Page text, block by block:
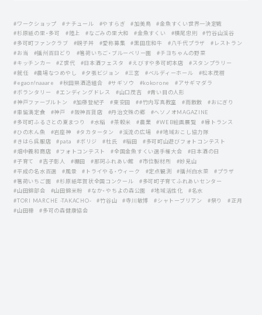
#ワークショップ #ナチュール #やすらぎ #加美鳥
#金魚すくい世界一決定戦
#杉原紙の里・多可
#陸上 #なごみの里大和 #金魚すくい #横尾忠則
#竹谷山渓谷
#多可町ファンクラブ
#親子丼 #愛称募集 #黒田庄和牛 #八千代プラザ
#レストラン
#お当
#播州百日どり #箸荷いちご・ブルーベリー園
#チヨちゃんの野菜
#キッチンカー
#Z世代 #日本酒フェスタ #えびすや多可町本店
#スタンプラリー
#就任
#農場なつめやし #夕張ビジョン #三宮 #ベルディーホール
#松本茂樹
#egaon!naaare
#秋田県酒造組合 #サギソウ #kokorone
#アサギマダラ
#ボランタリー
#エンディングドレス #山口茂吉
#青い目の人形
#神戸ファーブルトン
#加藤登紀子 #東安田 ##竹内写真教室 #雨散散
#おにぎり
#車留満定食
#神戸 #阪神百貨店 #丹治文殊の郷
#ヘソノオMAGAZINE
#多可町ふるさとの夏まつり
#水稲 #茶穀米 #農業 #WEB絵画展覧
#縁トランス
#ひの木ん魚
#岩座神 #タカタータン #渓流の広場
##地域おこし協力隊
#きはら呉服店
#pata #ボリジ #杜氏 #稲田
#多可町山遊びフォトコンテスト
#畑中義和商店
#フォトコンテスト #全国金魚すくい選手権大会
#日本酒の日
#子育て
#吉子彰人 #棚田 #那珂ふれあい館 #市位製材所
#妙見山
#平成の名水百選
#風景 #トライやる・ウィーク #定点観測 #播州白水菜
#プラザ
#箸荷いちご園
#杉原紙年賀状全国コンクール
#多可町子育てふれあいセンター
#山田錦部会
#山田錦米粉 #なか・やちよの森公園 #地域活性化
#名水
#TORI MARCHE -TAKACHO-
#竹谷山 #寺川敏博 #シャトーブリアン #祭り
#正月
#山田穂
#多可の森健康協会